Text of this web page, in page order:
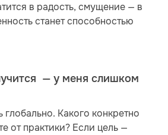
в радость, смущение — в
станет способностью
— у меня слишком
глобально. Какого конкретно
от практики? Если цель —